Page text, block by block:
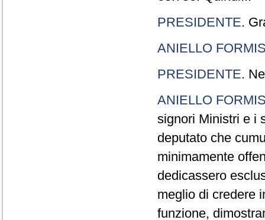
PRESIDENTE.
ANIELLO
PRESIDENTE.
ANIELLO
signori Ministri e i
deputato che
minimamente
dedicassero
meglio di credere
funzione,